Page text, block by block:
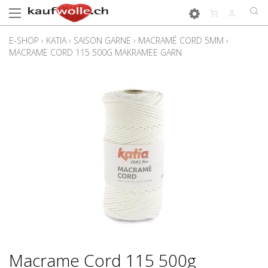
E-SHOP › KATIA › SAISON GARNE › MACRAMÉ CORD 5MM ›
MACRAME CORD 115 500G MAKRAMEE GARN
Macrame Cord 115 500g